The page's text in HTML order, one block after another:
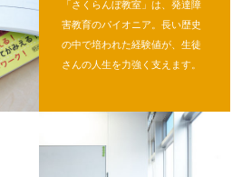
「さくらんぼ教室」は、発達障
害教育のパイオニア。長い歴史
の中で培われた経験値が、生徒
さんの人生を力強く支えます。